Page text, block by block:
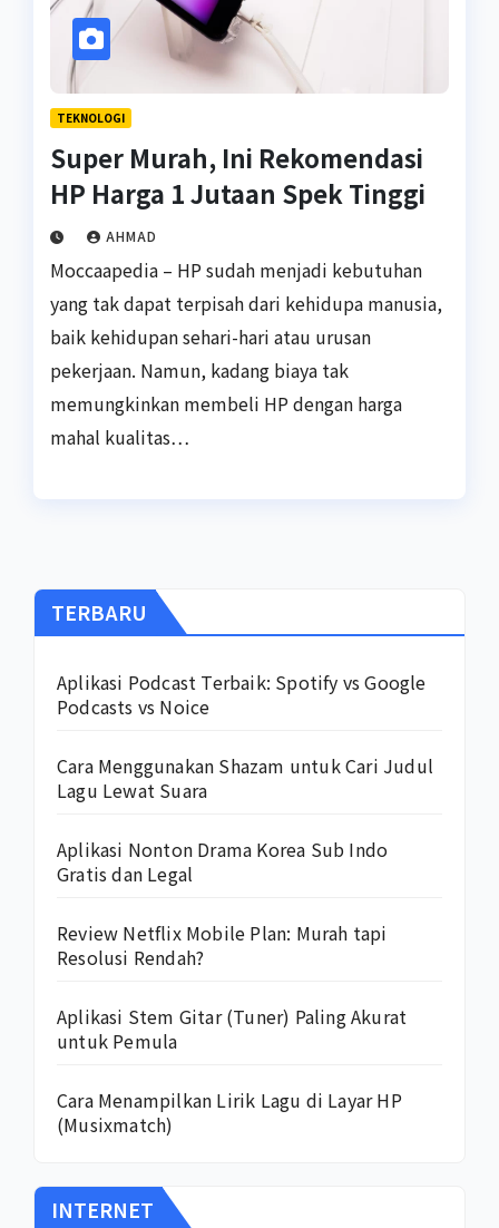
TEKNOLOGI
Super Murah, Ini Rekomendasi
HP Harga 1 Jutaan Spek Tinggi
AHMAD
Moccaapedia – HP sudah menjadi kebutuhan
yang tak dapat terpisah dari kehidupa manusia,
baik kehidupan sehari-hari atau urusan
pekerjaan. Namun, kadang biaya tak
memungkinkan membeli HP dengan harga
mahal kualitas…
TERBARU
Aplikasi Podcast Terbaik: Spotify vs Google
Podcasts vs Noice
Cara Menggunakan Shazam untuk Cari Judul
Lagu Lewat Suara
Aplikasi Nonton Drama Korea Sub Indo
Gratis dan Legal
Review Netflix Mobile Plan: Murah tapi
Resolusi Rendah?
Aplikasi Stem Gitar (Tuner) Paling Akurat
untuk Pemula
Cara Menampilkan Lirik Lagu di Layar HP
(Musixmatch)
INTERNET